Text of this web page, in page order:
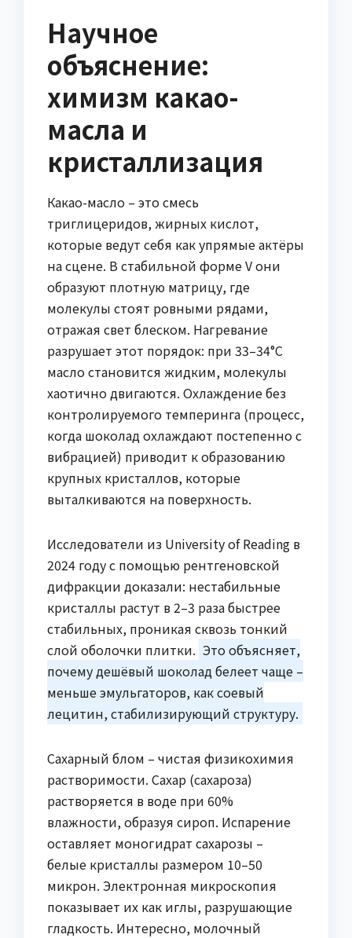
Научное
объяснение:
химизм какао-
масла и
кристаллизация
Какао-масло – это смесь
триглицеридов, жирных кислот,
которые ведут себя как упрямые актёры
на сцене. В стабильной форме V они
образуют плотную матрицу, где
молекулы стоят ровными рядами,
отражая свет блеском. Нагревание
разрушает этот порядок: при 33–34°C
масло становится жидким, молекулы
хаотично двигаются. Охлаждение без
контролируемого темперинга (процесс,
когда шоколад охлаждают постепенно с
вибрацией) приводит к образованию
крупных кристаллов, которые
выталкиваются на поверхность.
Исследователи из University of Reading в
2024 году с помощью рентгеновской
дифракции доказали: нестабильные
кристаллы растут в 2–3 раза быстрее
стабильных, проникая сквозь тонкий
слой оболочки плитки. Это объясняет,
почему дешёвый шоколад белеет чаще –
меньше эмульгаторов, как соевый
лецитин, стабилизирующий структуру.
Сахарный блом – чистая физикохимия
растворимости. Сахар (сахароза)
растворяется в воде при 60%
влажности, образуя сироп. Испарение
оставляет моногидрат сахарозы –
белые кристаллы размером 10–50
микрон. Электронная микроскопия
показывает их как иглы, разрушающие
гладкость. Интересно, молочный